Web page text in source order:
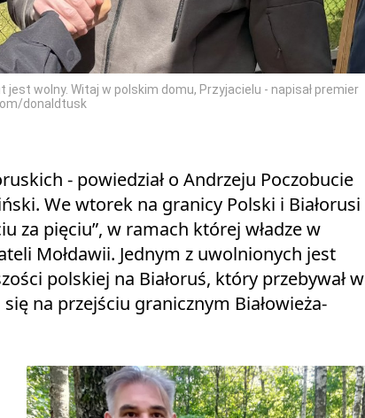
wolny. Witaj w polskim domu, Przyjacielu - napisał premier
donaldtusk
- powiedział o Andrzeju Poczobucie
We wtorek na granicy Polski i Białorusi
za pięciu”, w ramach której władze w
Mołdawii. Jednym z uwolnionych jest
polskiej na Białoruś, który przebywał w
na przejściu granicznym Białowieża-